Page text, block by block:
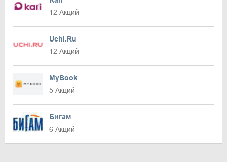
12 Акций
Uchi.Ru
12 Акций
MyBook
5 Акций
Бигам
6 Акций